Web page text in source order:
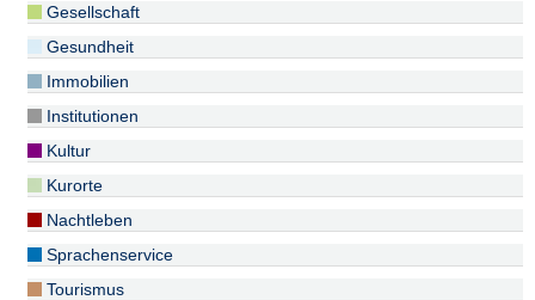
Gesellschaft
Gesundheit
Immobilien
Institutionen
Kultur
Kurorte
Nachtleben
Sprachenservice
Tourismus